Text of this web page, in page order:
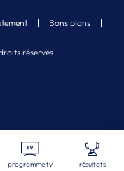
Fermer
réservés
Bons plans
programme tv résultats